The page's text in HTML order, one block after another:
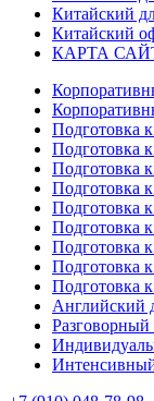
Китайский
Китайский
КАРТА
Подготовка
Подготовка
Подготовка
Подготовка
Подготовка
Подготовка
Подготовка
Подготовка
Подготовка
Английский
Разговорный